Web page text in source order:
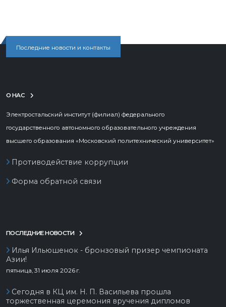
Последние новости и контакты
О НАС
Электростальский институт (филиал) федерального
государственного автономного образовательного учреждения
высшего образования «Московский политехнический университет»
Противодействие коррупции
Форма обратной связи
ПОСЛЕДНИЕ НОВОСТИ
Илья Ильюшенок - бронзовый призер чемпионата
Азии!
пятница, 31 июля 2026 г.
Сегодня в КЦ им. Н. П. Васильева прошла
торжественная церемония вручения дипломов